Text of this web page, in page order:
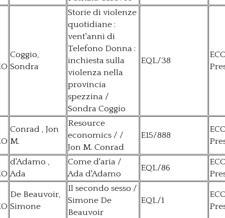
Coggio,
Sondra
Storie di violenze
quotidiane :
vent'anni di
Telefono Donna :
inchiesta sulla
violenza nella
provincia
spezzina /
Sondra Coggio
EQL/38
Conrad , Jon
M.
Resource
economics / /
Jon M. Conrad
E15/888
d'Adamo ,
Ada
Come d'aria /
Ada d'Adamo
EQL/86
De Beauvoir,
Simone
Il secondo sesso /
Simone De
Beauvoir
EQL/1